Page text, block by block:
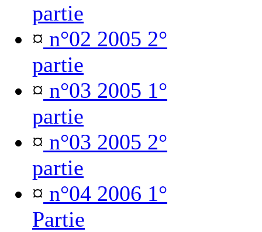
partie
¤ n°02 2005 2°
partie
¤ n°03 2005 1°
partie
¤ n°03 2005 2°
partie
¤ n°04 2006 1°
Partie